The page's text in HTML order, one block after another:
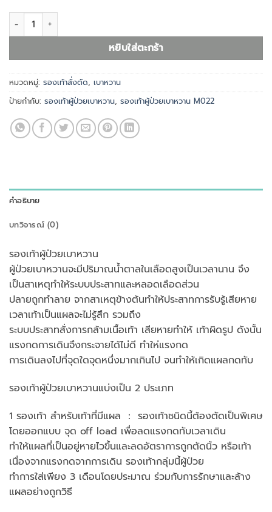
จำนวน รองเท้าผู้ป่วยเบาหวาน M022 ชิ้น
หยิบใส่ตะกร้า
หมวดหมู่: รองเท้าสั่งตัด, เบาหวาน
ป้ายกำกับ: รองเท้าผู้ป่วยเบาหวาน, รองเท้าผู้ป่วยเบาหวาน M022
คำอธิบาย
บทวิจารณ์ (0)
รองเท้าผู้ป่วยเบาหวาน
ผู้ป่วยเบาหวานจะมีปริมาณน้ำตาลในเลือดสูงเป็นเวลานาน จึง
เป็นสาเหตุทำให้ระบบประสาทและหลอดเลือดส่วน
ปลายถูกทำลาย จากสาเหตุข้างต้นทำให้ประสาทการรับรู้เสียหาย
เวลาเท้าเป็นแผลจะไม่รู้สึก รวมถึง
ระบบประสาทสั่งการกล้ามเนื้อเท้า เสียหายทำให้ เท้าผิดรูป ดังนั้น
แรงกดการเดินจึงกระจายได้ไม่ดี ทำให่แรงกด
การเดินลงไปที่จุดใดจุดหนึ่งมากเกินไป จนทำให้เกิดแผลกดทับ
รองเท้าผู้ป่วยเบาหวานแบ่งเป็น 2 ประเภท
1 รองเท้า สำหรับเท้าที่มีแผล ： รองเท้าชนิดนี้ต้องตัดเป็นพิเศษ
โดยออกแบบ จุด off load เพื่อลดแรงกดทับเวลาเดิน
ทำให้แผลที่เป็นอยู่หายไวขึ้นและลดอัตราการถูกตัดนิ้ว หรือเท้า
เนื่องจากแรงกดจากการเดิน รองเท้ากลุ่มนี้ผู้ป่วย
ทำการใส่เพียง 3 เดือนโดยประมาณ ร่วมกับการรักษาและล้าง
แผลอย่างถูกวิธี